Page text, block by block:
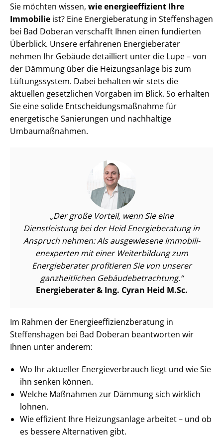
Sie möchten wissen, wie en­er­gie­ef­fi­zi­ent Ihre
Immobilie ist? Eine Energieberatung in Steffenshagen
bei Bad Doberan verschafft Ihnen einen fundierten
Überblick. Unsere erfahrenen Energieberater
nehmen Ihr Gebäude detailliert unter die Lupe – von
der Dämmung über die Heizungsanlage bis zum
Lüftungssystem. Dabei behalten wir stets die
aktuellen gesetzlichen Vorgaben im Blick. So erhalten
Sie eine solide Ent­schei­dungs­maß­nah­me für
energetische Sanierungen und nachhaltige
Umbaumaßnahmen.
Der große Vorteil, wenn Sie eine
Dienstleistung bei der Heid Energieberatung in
Anspruch nehmen: Als ausgewiesene Im­mo­bi­li­
en­ex­per­ten mit einer Weiterbildung zum
Energieberater profitieren Sie von unserer
ganzheitlichen Ge­bäu­de­be­trach­tung.
Energieberater & Ing. Cyran Heid M.Sc.
Im Rahmen der En­er­gie­ef­fi­zi­enz­be­ra­tung in
Steffenshagen bei Bad Doberan beantworten wir
Ihnen unter anderem:
Wo Ihr aktueller En­er­gie­ver­brauch liegt und wie Sie
ihn senken können.
Welche Maßnahmen zur Dämmung sich wirklich
lohnen.
Wie effizient Ihre Heizungsanlage arbeitet – und ob
es bessere Alternativen gibt.